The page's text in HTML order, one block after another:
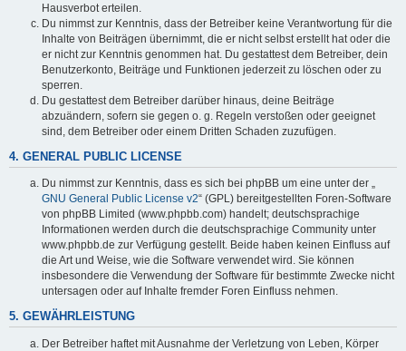
Hausverbot erteilen.
Du nimmst zur Kenntnis, dass der Betreiber keine Verantwortung für die
Inhalte von Beiträgen übernimmt, die er nicht selbst erstellt hat oder die
er nicht zur Kenntnis genommen hat. Du gestattest dem Betreiber, dein
Benutzerkonto, Beiträge und Funktionen jederzeit zu löschen oder zu
sperren.
Du gestattest dem Betreiber darüber hinaus, deine Beiträge
abzuändern, sofern sie gegen o. g. Regeln verstoßen oder geeignet
sind, dem Betreiber oder einem Dritten Schaden zuzufügen.
4. GENERAL PUBLIC LICENSE
Du nimmst zur Kenntnis, dass es sich bei phpBB um eine unter der „
GNU General Public License v2“ (GPL) bereitgestellten Foren-Software
von phpBB Limited (www.phpbb.com) handelt; deutschsprachige
Informationen werden durch die deutschsprachige Community unter
www.phpbb.de zur Verfügung gestellt. Beide haben keinen Einfluss auf
die Art und Weise, wie die Software verwendet wird. Sie können
insbesondere die Verwendung der Software für bestimmte Zwecke nicht
untersagen oder auf Inhalte fremder Foren Einfluss nehmen.
5. GEWÄHRLEISTUNG
Der Betreiber haftet mit Ausnahme der Verletzung von Leben, Körper